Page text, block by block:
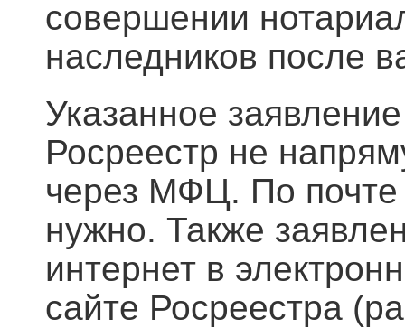
совершении
наследников после
Указанное
Росреестр не
через МФЦ. По почте
нужно. Также
интернет в
сайте Росреестра